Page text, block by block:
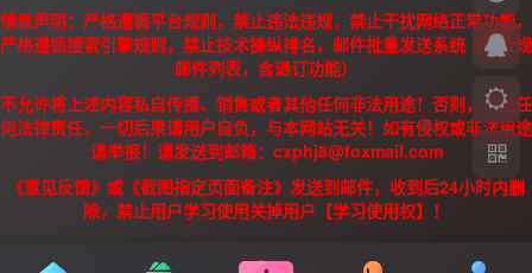
慎重声明：严格遵循平台规则，禁止违法违规，禁止干扰网络正常功能，
严格遵循搜索引擎规则，禁止技术操纵排名，邮件批量发送系统（需合规
邮件列表，含退订功能）
不允许将上述内容私自传播、销售或者其他任何非法用途！否则，产生任
何法律责任，一切后果请用户自负，与本网站无关！如有侵权或非法用途
请举报！请发送到邮箱：cxphj8@foxmail.com
《意见反馈》或《截图指定页面备注》发送到邮件，收到后24小时内删
除，禁止用户学习使用关掉用户【学习使用权】！